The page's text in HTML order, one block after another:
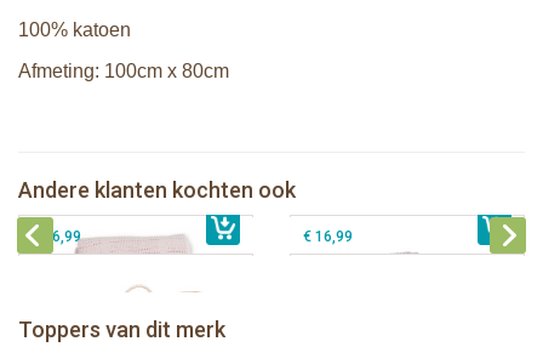
100% katoen
Afmeting: 100cm x 80cm
Andere klanten kochten ook
€ 20,99€ 12,50
Sophie de giraf hydrofiele doeken (4
stuks)
€ 26,99 € 16,99
Toppers van dit merk
Hugs & Kisses
€ 19,99€ 13,50
Lulujo swaddle 120x120 - Afrique